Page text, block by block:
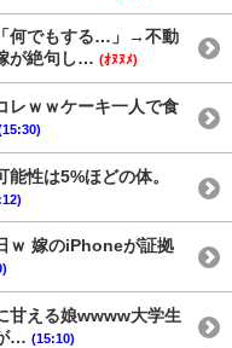
何でもする…」→不動
が絶句し… (ｵﾇﾇﾒ)
レｗｗケーキ一人で食
性は5%ほどの体。
ｗ 嫁のiPhoneが証拠
甘える娘wwww大学生
… (15:10)